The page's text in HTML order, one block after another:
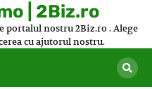
| 2Biz.ro
portalul nostru 2Biz.ro . Alege
cu ajutorul nostru.